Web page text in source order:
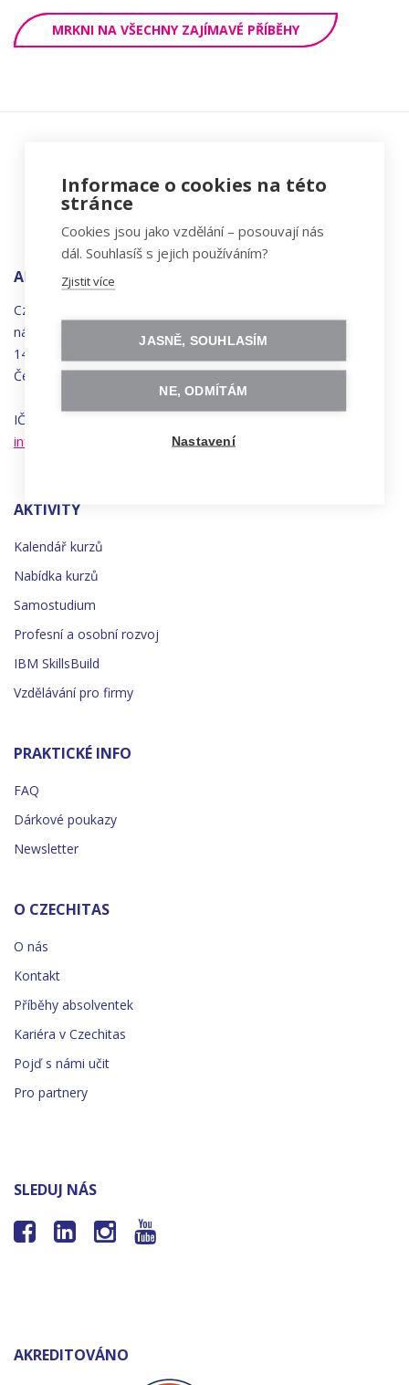
MRKNI NA VŠECHNY ZAJÍMAVÉ PŘÍBĚHY
ADRESA
Czechitas, z.ú.
náměstí
Synků 1748/17
140 00 Praha 4 - Nusle
Česká republika
IČO 22834958 | DIČ CZ22834958
info@czechitas.cz
AKTIVITY
Kalendář kurzů
Nabídka kurzů
Samostudium
Profesní a osobní rozvoj
IBM SkillsBuild
Vzdělávání pro firmy
PRAKTICKÉ INFO
FAQ
Dárkové poukazy
Newsletter
O CZECHITAS
O nás
Kontakt
Příběhy absolventek
Kariéra v Czechitas
Pojď s námi učit
Pro partnery
SLEDUJ NÁS
   
AKREDITOVÁNO
Informace o cookies na této
stránce
Cookies jsou jako vzdělání – posouvají nás
dál. Souhlasíš s jejich používáním?
Zjistit více
JASNĚ, SOUHLASÍM
NE, ODMÍTÁM
Nastavení